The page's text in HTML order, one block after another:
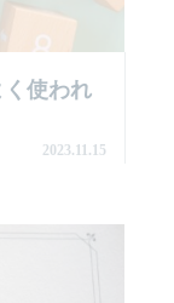
く使われ
2023.11.15